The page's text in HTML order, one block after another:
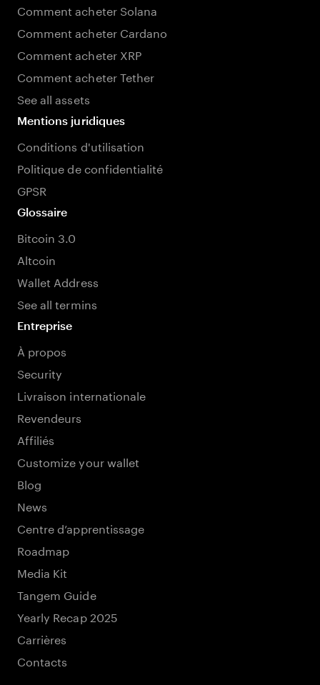
Comment acheter Solana
Comment acheter Cardano
Comment acheter XRP
Comment acheter Tether
See all assets
Mentions juridiques
Conditions d'utilisation
Politique de confidentialité
GPSR
Glossaire
Bitcoin 3.0
Altcoin
Wallet Address
See all termins
Entreprise
À propos
Security
Livraison internationale
Revendeurs
Affiliés
Customize your wallet
Blog
News
Centre d’apprentissage
Roadmap
Media Kit
Tangem Guide
Yearly Recap 2025
Carrières
Contacts